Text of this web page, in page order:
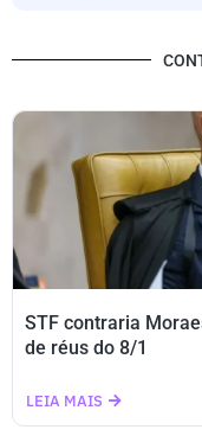
STF contraria
de réus do 8/1
LEIA MAIS